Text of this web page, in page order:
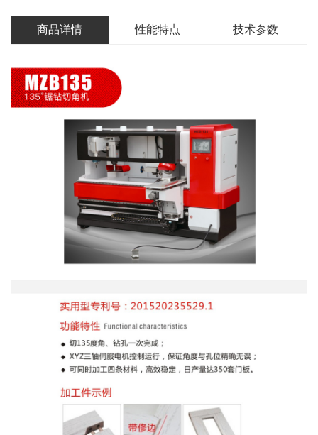
商品详情 性能特点 技术参数